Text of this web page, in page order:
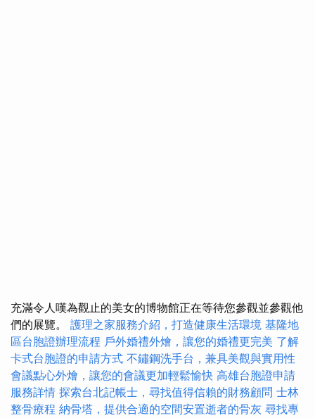
充滿令人嘆為觀止的美女的博物館正在等待您參觀並參觀他
們的展覽。 護理之家服務介紹，打造健康生活環境 基隆地
區台胞證辦理流程 戶外婚禮外燴，讓您的婚禮更完美 了解
卡式台胞證的申請方式 不鏽鋼洗手台，兼具美觀與實用性
會議點心外燴，讓您的會議更加輕鬆愉快 高雄台胞證申請
服務詳情 探索台北記帳士，尋找值得信賴的財務顧問 士林
整骨療程 納骨塔，提供合適的空間安置逝者的骨灰 尋找專